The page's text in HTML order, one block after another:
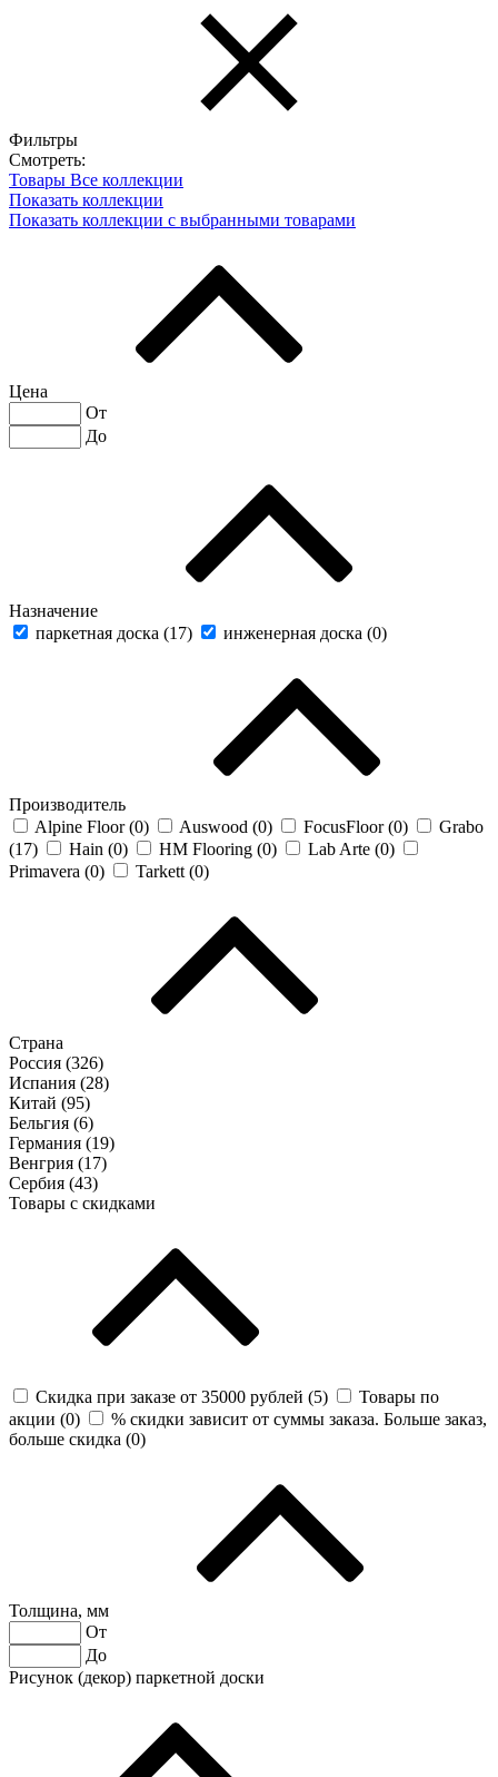
Фильтры
Смотреть:
Товары Все коллекции
Показать коллекции
Показать коллекции с выбранными товарами
Цена
От
До
Назначение
паркетная доска (17) инженерная доска (0)
Производитель
Alpine Floor (0) Auswood (0) FocusFloor (0)
Grabo
(17) Hain (0) HM Flooring (0) Lab Arte (0)
Primavera (0) Tarkett (0)
Страна
Россия (326)
Испания (28)
Китай (95)
Бельгия (6)
Германия (19)
Венгрия (17)
Сербия (43)
Товары с скидками
Скидка при заказе от 35000 рублей (5)
Товары по
акции (0)
% скидки зависит от суммы заказа. Больше заказ,
больше скидка (0)
Толщина, мм
От
До
Рисунок (декор) паркетной доски